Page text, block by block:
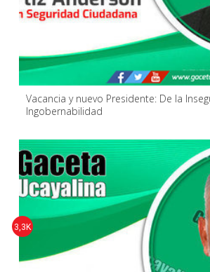
Vacancia y nuevo Presidente: De la
Ingobernabilidad
3,3K